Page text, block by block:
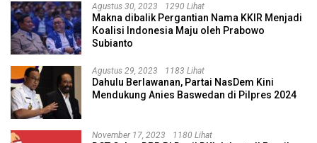
Agustus 30, 2023 1290 Lihat
Makna dibalik Pergantian Nama KKIR Menjadi
Koalisi Indonesia Maju oleh Prabowo
Subianto
Agustus 29, 2023 1183 Lihat
Dahulu Berlawanan, Partai NasDem Kini
Mendukung Anies Baswedan di Pilpres 2024
November 17, 2023 1180 Lihat